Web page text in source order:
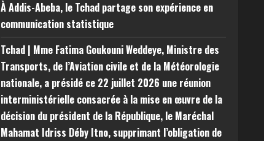
À Addis-Abeba, le Tchad partage son expérience en
communication statistique
Tchad | Mme Fatima Goukouni Weddeye, Ministre des
Transports, de l’Aviation civile et de la Météorologie
nationale, a présidé ce 22 juillet 2026 une réunion
interministérielle consacrée à la mise en œuvre de la
décision du président de la République, le Maréchal
Mahamat Idriss Déby Itno, supprimant l’obligation de